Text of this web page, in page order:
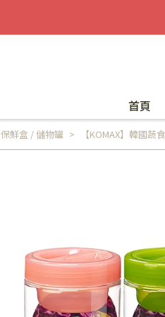
首頁
保鮮盒 / 儲物罐 【KOMAX】韓國蔬